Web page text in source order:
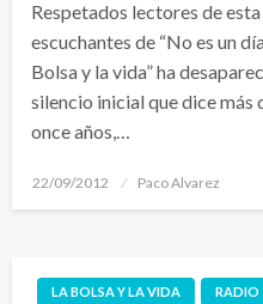
Respetados lectores de
escuchantes de “No es un
Bolsa y la vida” ha
silencio inicial que dice más
once años,…
Publicado
22/09/2012 Paco Alvarez
LA BOLSA Y LA VIDA RADIO